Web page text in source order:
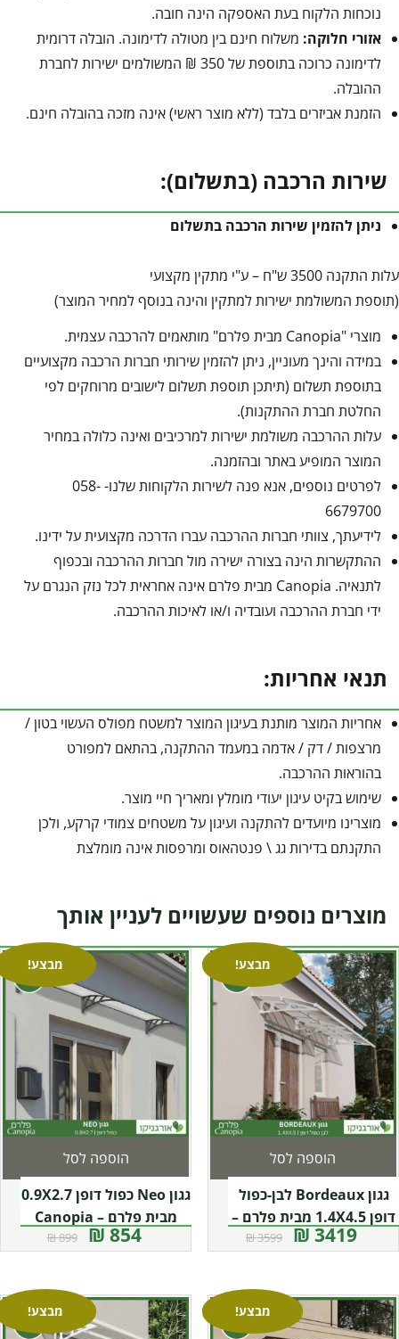
נוכחות הלקוח בעת האספקה הינה חובה.
אזורי חלוקה: משלוח חינם בין מטולה לדימונה. הובלה דרומית
לדימונה כרוכה בתוספת של 350 ₪ המשולמים ישירות לחברת
ההובלה.
הזמנת אביזרים בלבד (ללא מוצר ראשי) אינה מזכה בהובלה חינם.
שירות הרכבה (בתשלום):
ניתן להזמין שירות הרכבה בתשלום
עלות התקנה 3500 ש"ח – ע"י מתקין מקצועי
(תוספת המשולמת ישירות למתקין והינה בנוסף למחיר המוצר)
מוצרי "Canopia מבית פלרם" מותאמים להרכבה עצמית.
במידה והינך מעוניין, ניתן להזמין שירותי חברות הרכבה מקצועיים
בתוספת תשלום (תיתכן תוספת תשלום לישובים מרוחקים לפי
החלטת חברת ההתקנות).
עלות ההרכבה משולמת ישירות למרכיבים ואינה כלולה במחיר
המוצר המופיע באתר ובהזמנה.
לפרטים נוספים, אנא פנה לשירות הלקוחות שלנו- 058-
6679700
לידיעתך, צוותי חברות ההרכבה עברו הדרכה מקצועית על ידינו.
ההתקשרות הינה בצורה ישירה מול חברות ההרכבה ובכפוף
לתנאיה. Canopia מבית פלרם אינה אחראית לכל נזק הנגרם על
ידי חברת ההרכבה ועובדיה ו/או לאיכות ההרכבה.
תנאי אחריות:
אחריות המוצר מותנת בעיגון המוצר למשטח מפולס העשוי בטון /
מרצפות / דק / אדמה במעמד ההתקנה, בהתאם למפורט
בהוראות ההרכבה.
שימוש בקיט עיגון יעודי מומלץ ומאריך חיי מוצר.
מוצרינו מיועדים להתקנה ועיגון על משטחים צמודי קרקע, ולכן
התקנתם בדירות גג \ פנטהאוס ומרפסות אינה מומלצת
מוצרים נוספים שעשויים לעניין אותך
מבצע!
גגון Bordeaux לבן-כפול
דופן 1.4X4.5 מבית פלרם –
Canopia
3419 ₪
3599 ₪
הוספה לסל
מבצע!
גגון Neo כפול דופן 0.9X2.7
מבית פלרם – Canopia
854 ₪
899 ₪
הוספה לסל
מבצע! מבצע!